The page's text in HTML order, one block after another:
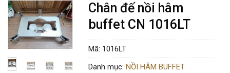
Chân đế nồi hâm
buffet CN 1016LT
Mã: 1016LT
Danh mục: NỒI HÂM BUFFET